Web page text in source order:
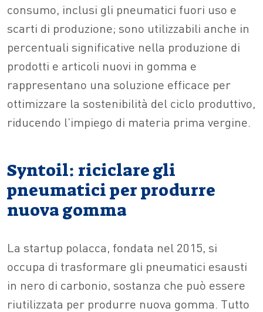
consumo, inclusi gli pneumatici fuori uso e
scarti di produzione; sono utilizzabili anche in
percentuali significative nella produzione di
prodotti e articoli nuovi in gomma e
rappresentano una soluzione efficace per
ottimizzare la sostenibilità del ciclo produttivo,
riducendo l’impiego di materia prima vergine.
Syntoil: riciclare gli
pneumatici per produrre
nuova gomma
La startup polacca, fondata nel 2015, si
occupa di trasformare gli pneumatici esausti
in nero di carbonio, sostanza che può essere
riutilizzata per produrre nuova gomma. Tutto